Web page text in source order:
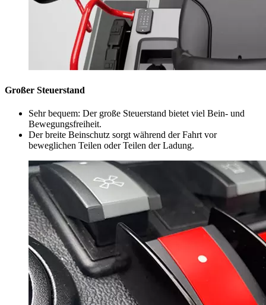
Großer Steuerstand
Sehr bequem: Der große Steuerstand bietet viel Bein- und
Bewegungsfreiheit.
Der breite Beinschutz sorgt während der Fahrt vor
beweglichen Teilen oder Teilen der Ladung.